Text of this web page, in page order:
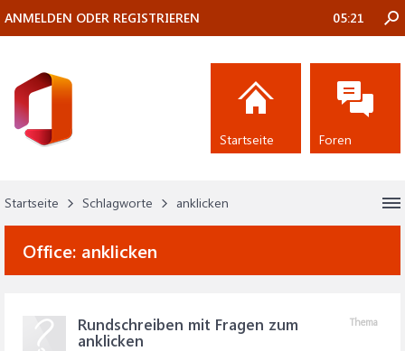
Startseite Schlagworte anklicken
Office: anklicken
Thema
Rundschreiben mit Fragen zum
anklicken
ANMELDEN ODER REGISTRIEREN 05:21
Startseite Foren